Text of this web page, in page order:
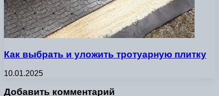
Как выбрать и уложить тротуарную плитку
10.01.2025
Добавить комментарий